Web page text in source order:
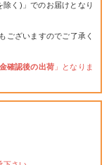
く)」でのお届けとなり
ございますのでご了承く
確認後の出荷 」となりま